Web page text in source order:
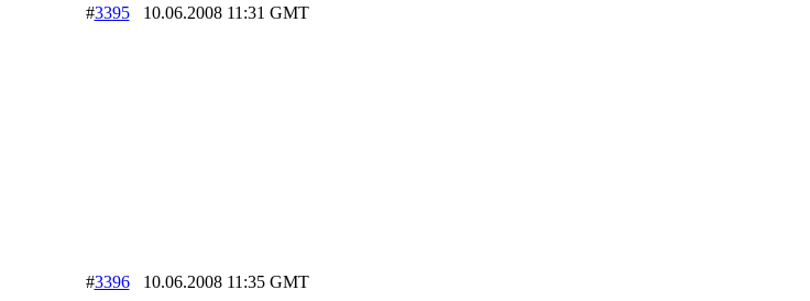
#339510.06.2008 11:31 GMT
#339610.06.2008 11:35 GMT